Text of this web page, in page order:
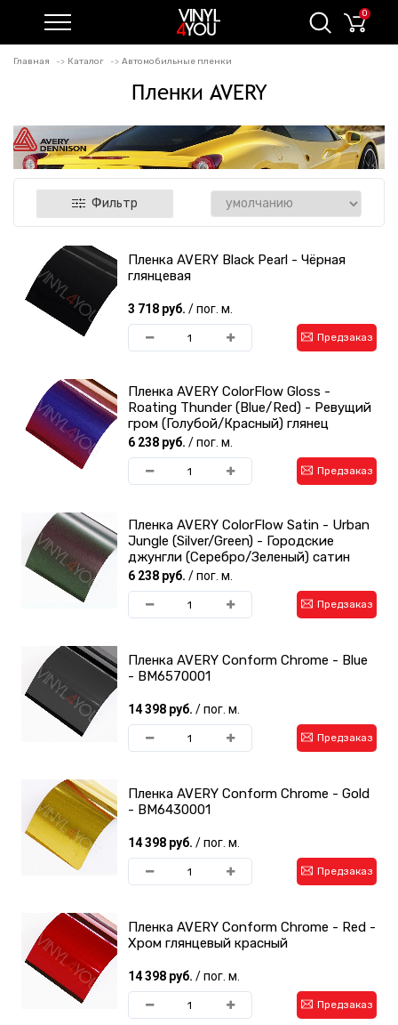
0
Главная Каталог Автомобильные пленки
Пленки AVERY
Фильтр
Пленка AVERY Black Pearl - Чёрная
глянцевая
3 718 руб. / пог. м.
Предзаказ
Пленка AVERY ColorFlow Gloss -
Roating Thunder (Blue/Red) - Ревущий
гром (Голубой/Красный) глянец
6 238 руб. / пог. м.
Предзаказ
Пленка AVERY ColorFlow Satin - Urban
Jungle (Silver/Green) - Городские
джунгли (Серебро/Зеленый) сатин
6 238 руб. / пог. м.
Предзаказ
Пленка AVERY Conform Chrome - Blue
- BM6570001
14 398 руб. / пог. м.
Предзаказ
Пленка AVERY Conform Chrome - Gold
- BM6430001
14 398 руб. / пог. м.
Предзаказ
Пленка AVERY Conform Chrome - Red -
Хром глянцевый красный
14 398 руб. / пог. м.
Предзаказ